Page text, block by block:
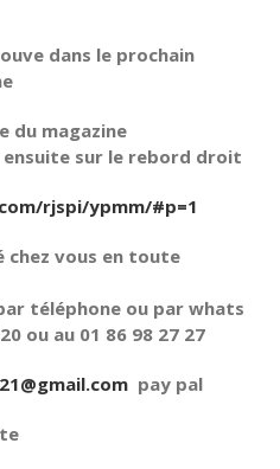
dans le prochain
du magazine
sur le rebord droit
rjspi/ypmm/#p=1
chez vous en toute
téléphone ou par whats
ou au 01 86 98 27 27
pay pal